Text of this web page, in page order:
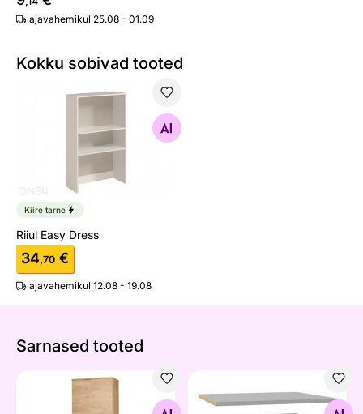
ajavahemikul 25.08 - 01.09
Kokku sobivad tooted
Riiul Easy Dress
Otsi sarnaseid
Kiire tarne
Riiul Easy Dress
34,70 €
ajavahemikul 12.08 - 19.08
Sarnased tooted
Riidekapp + riiulid Riiulid